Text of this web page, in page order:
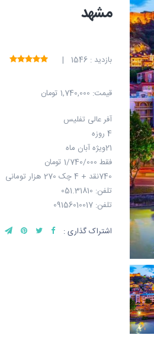
مشهد
بازدید : 1546 |
قیمت: 1,740,000 تومان
آفر عالی تفلیس
4 روزه
21ویژه آبان ماه
فقط 1/740/000 تومان
740نقد + 4 چک 270 هزار تومانی
تلفن: 051.31810
تلفن: 09156010017
اشتراک گذاری :